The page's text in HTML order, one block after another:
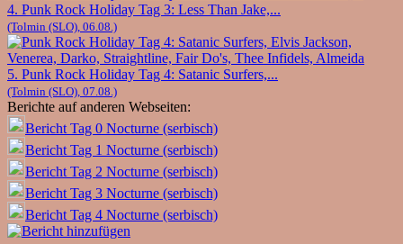
4. Punk Rock Holiday Tag 3: Less Than Jake,...
(Tolmin (SLO), 06.08.)
5. Punk Rock Holiday Tag 4: Satanic Surfers,...
(Tolmin (SLO), 07.08.)
Berichte auf anderen Webseiten:
Bericht Tag 0 Nocturne (serbisch)
Bericht Tag 1 Nocturne (serbisch)
Bericht Tag 2 Nocturne (serbisch)
Bericht Tag 3 Nocturne (serbisch)
Bericht Tag 4 Nocturne (serbisch)